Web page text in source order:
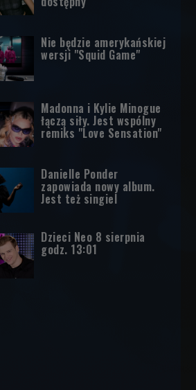
Nie będzie amerykańskiej
wersji "Squid Game"
Madonna i Kylie Minogue
łączą siły. Jest wspólny
remiks "Love Sensation"
Danielle Ponder
zapowiada nowy album.
Jest też singiel
Dzieci Neo 8 sierpnia
godz. 13:01